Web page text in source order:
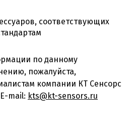
соответствующих
по данному
пожалуйста,
компании КТ Сенсорс
mail: kts@kt-sensors.ru